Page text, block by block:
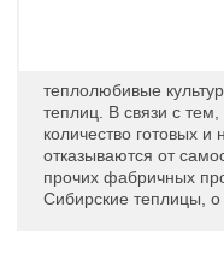
теплолюбивые
теплиц. В связи с
количество готовых и
отказываются от
прочих фабричных
Сибирские теплицы, о